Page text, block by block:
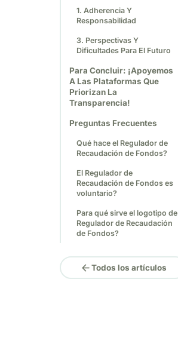
1. Adherencia Y
Responsabilidad
3. Perspectivas Y
Dificultades Para El Futuro
Para Concluir: ¡Apoyemos
A Las Plataformas Que
Priorizan La
Transparencia!
Preguntas Frecuentes
Qué hace el Regulador de
Recaudación de Fondos?
El Regulador de
Recaudación de Fondos es
voluntario?
Para qué sirve el logotipo de
Regulador de Recaudación
de Fondos?
arrow_backTodos los artículos